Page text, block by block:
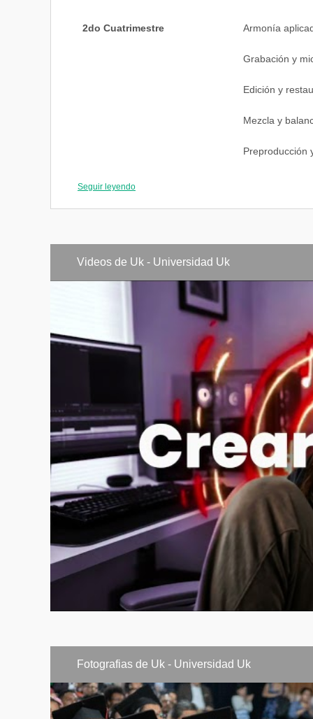
2do Cuatrimestre Armonía
Grabación y
Edición y
Mezcla y
Preproducción
Diseño
Colaboración
Producción
Voz: captura,
Mezcla en
Música y audio
5to Cuatrimestre Masterización
Composición
Psicoacústica
6to Cuatrimestre Tecnologías
Seguir leyendo
Videos de Uk - Universidad Uk
Fotografias de Uk - Universidad Uk